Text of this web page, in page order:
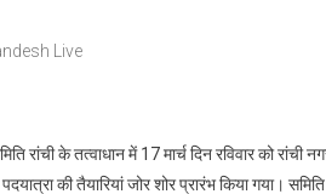
Live
रांची के तत्वाधान में 17 मार्च दिन रविवार को
की तैयारियां जोर शोर प्रारंभ किया गया।